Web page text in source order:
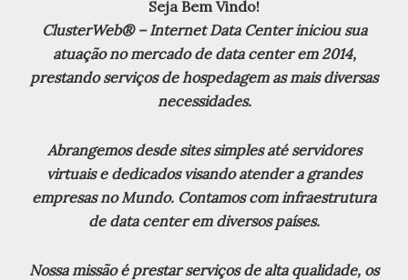
Estatísticas
Online Visitors:
Yesterday's Views:28
Last 7 Days Views: 262
Last 30 Days Views:1.462
Seja Bem Vindo!
ClusterWeb® – Internet Data Center iniciou sua
atuação no mercado de data center em 2014,
prestando serviços de hospedagem as mais diversas
necessidades.
Abrangemos desde sites simples até servidores
virtuais e dedicados visando atender a grandes
empresas no Mundo. Contamos com infraestrutura
de data center em diversos países.
Nossa missão é prestar serviços de alta qualidade, os